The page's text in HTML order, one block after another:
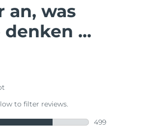
an, was
...